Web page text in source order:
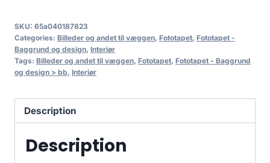
SKU: 65a040187823
Categories: Billeder og andet til væggen, Fototapet, Fototapet -
Baggrund og design, Interiør
Tags: Billeder og andet til væggen, Fototapet, Fototapet - Baggrund
og design > bb, Interiør
Description
Description